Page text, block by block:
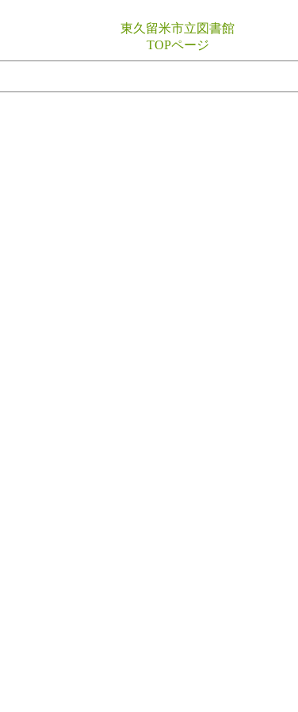
東久留米市立図書館
TOPページ